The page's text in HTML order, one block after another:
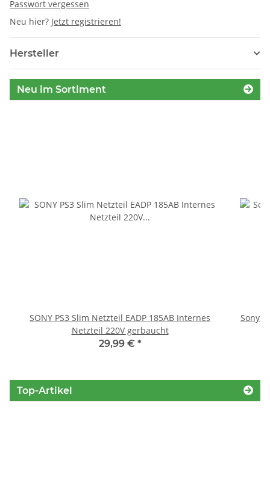
Passwort vergessen
Neu hier? Jetzt registrieren!
Hersteller
Neu im Sortiment
SONY PS3 Slim Netzteil EADP 185AB Internes
Netzteil 220V gerbaucht
29,99 € *
Sony
Top-Artikel